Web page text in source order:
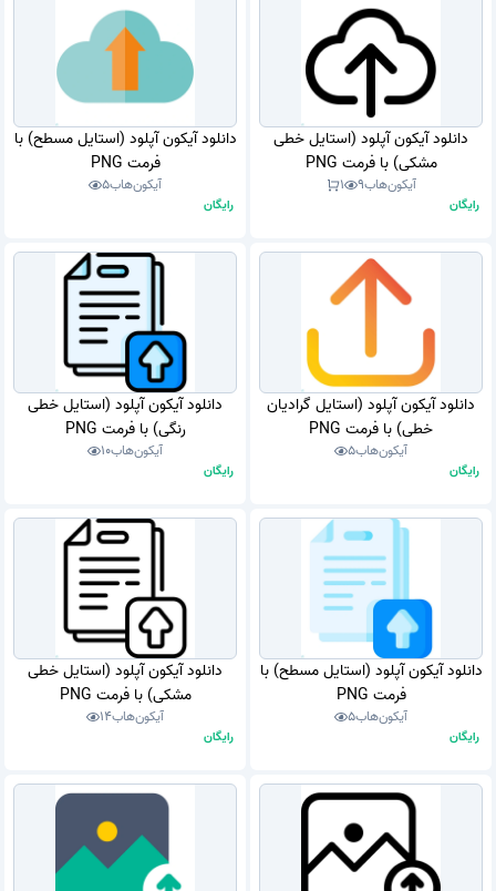
دانلود آیکون آپلود (استایل خطی
مشکی) با فرمت PNG
آیکون‌هاب9
1
رایگان
دانلود آیکون آپلود (استایل مسطح) با
فرمت PNG
آیکون‌هاب5
رایگان
دانلود آیکون آپلود (استایل گرادیان
خطی) با فرمت PNG
آیکون‌هاب5
رایگان
دانلود آیکون آپلود (استایل خطی
رنگی) با فرمت PNG
آیکون‌هاب10
رایگان
دانلود آیکون آپلود (استایل مسطح) با
فرمت PNG
آیکون‌هاب5
رایگان
دانلود آیکون آپلود (استایل خطی
مشکی) با فرمت PNG
آیکون‌هاب14
رایگان